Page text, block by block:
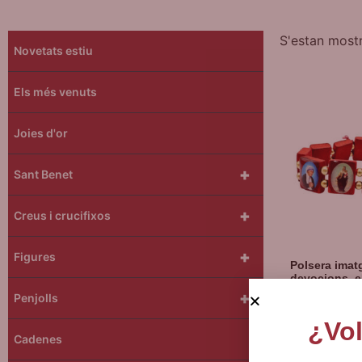
Novetats estiu
Els més venuts
Joies d'or
+
Sant Benet
+
Creus i crucifixos
+
Figures
+
Penjolls
Cadenes
S'estan
Polsera
devocions,
5€